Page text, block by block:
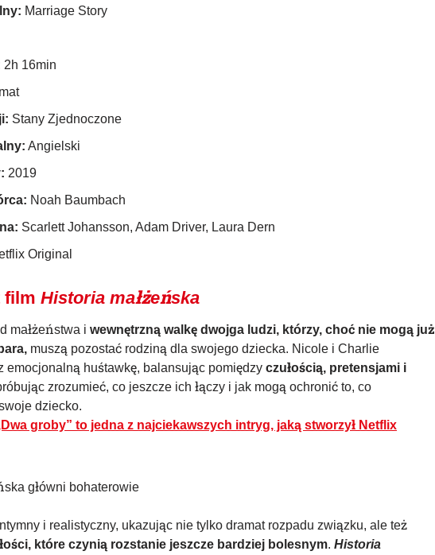
Marriage Story
2h 16min
Stany Zjednoczone
Angielski
2019
Noah Baumbach
Scarlett Johansson, Adam Driver, Laura Dern
Original
film Historia małżeńska
małżeństwa i wewnętrzną walkę dwojga ludzi, którzy, choć nie mogą już
muszą pozostać rodziną dla swojego dziecka. Nicole i Charlie
emocjonalną huśtawkę, balansując pomiędzy czułością, pretensjami i
zrozumieć, co jeszcze ich łączy i jak mogą ochronić to, co
dziecko.
groby” to jedna z najciekawszych intryg, jaką stworzył Netflix
i realistyczny, ukazując nie tylko dramat rozpadu związku, ale też
które czynią rozstanie jeszcze bardziej bolesnym. Historia